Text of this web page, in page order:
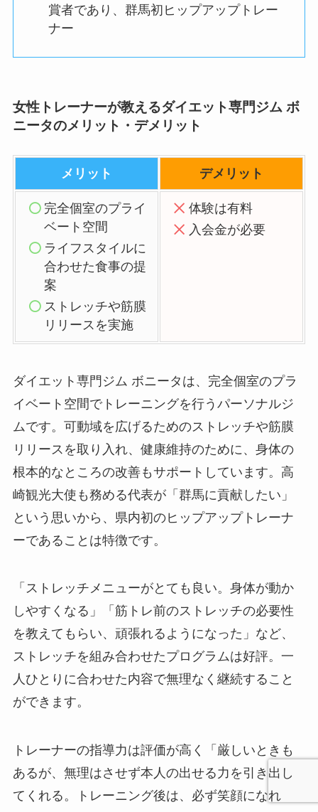
賞者であり、群馬初ヒップアップトレー
ナー
女性トレーナーが教えるダイエット専門ジム ボ
ニータのメリット・デメリット
メリット デメリット
完全個室のプライ
ベート空間
ライフスタイルに
合わせた食事の提
案
ストレッチや筋膜
リリースを実施
体験は有料
入会金が必要
ダイエット専門ジム ボニータは、完全個室のプラ
イベート空間でトレーニングを行うパーソナルジ
ムです。可動域を広げるためのストレッチや筋膜
リリースを取り入れ、健康維持のために、身体の
根本的なところの改善もサポートしています。高
崎観光大使も務める代表が「群馬に貢献したい」
という思いから、県内初のヒップアップトレーナ
ーであることは特徴です。
「ストレッチメニューがとても良い。身体が動か
しやすくなる」「筋トレ前のストレッチの必要性
を教えてもらい、頑張れるようになった」など、
ストレッチを組み合わせたプログラムは好評。一
人ひとりに合わせた内容で無理なく継続すること
ができます。
トレーナーの指導力は評価が高く「厳しいときも
あるが、無理はさせず本人の出せる力を引き出し
てくれる。トレーニング後は、必ず笑顔になれ